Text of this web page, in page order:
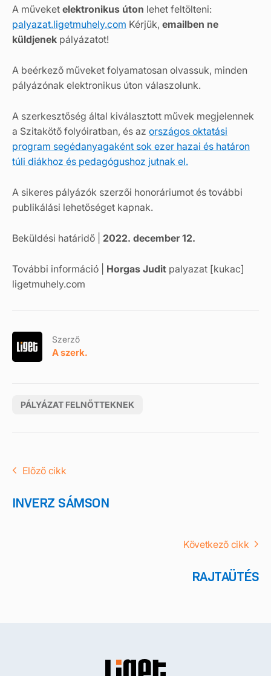
A műveket elektronikus úton lehet feltölteni:
palyazat.ligetmuhely.com Kérjük, emailben ne
küldjenek pályázatot!
A beérkező műveket folyamatosan olvassuk, minden
pályázónak elektronikus úton válaszolunk.
A szerkesztőség által kiválasztott művek megjelennek
a Szitakötő folyóiratban, és az országos oktatási
program segédanyagaként sok ezer hazai és határon
túli diákhoz és pedagógushoz jutnak el.
A sikeres pályázók szerzői honoráriumot és további
publikálási lehetőséget kapnak.
Beküldési határidő | 2022. december 12.
További információ | Horgas Judit palyazat [kukac]
ligetmuhely.com
Szerző
A szerk.
PÁLYÁZAT FELNŐTTEKNEK
Előző cikk
INVERZ SÁMSON
Következő cikk
RAJTAÜTÉS